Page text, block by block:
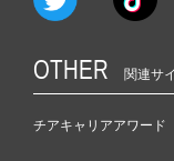
OTHER 関連サ
チアキャリアアワード